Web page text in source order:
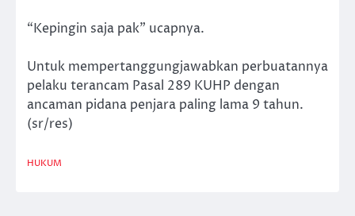
“Kepingin saja pak” ucapnya.
Untuk mempertanggungjawabkan perbuatannya
pelaku terancam Pasal 289 KUHP dengan
ancaman pidana penjara paling lama 9 tahun.
(sr/res)
HUKUM